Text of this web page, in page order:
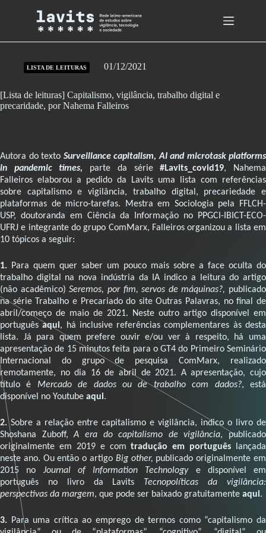
LISTA DE LEITURAS 01/12/2021
[Lista de leituras] Capitalismo, vigilância, trabalho digital e
precaridade, por Nahema Falleiros
Autora do texto Surveillance capitalism, AI and microtask platforms
in pandemic times, parte da série#Lavits_covid19, Nahema
Falleiros elaborou a pedido da Lavits uma lista com referências
sobre capitalismo e vigilância, trabalho digital, precariedade e
plataformas de micro-tarefas. Mestra em Sociologia pela FFLCH-
USP, doutoranda em Ciência da Informação no PPGCI-IBICT-ECO-
UFRJ e integrante do grupo ComMarx, Falleiros organizou a lista em
10 tópicos a seguir:
1. Para quem quer saber um pouco mais sobre a face oculta do
trabalho digital na nova indústria da IA indico a leitura do artigo
(não acadêmico)Seremos, por fim, servos de máquinas?, publicado
na série Trabalho e Precariado do site Outras Palavras, no final de
abril/começo de maio de 2021. Neste outro artigo disponível em
portuguêsaqui, há inclusive referências complementares às desta
lista. Já para quem prefere ouvir e/ou ver à respeito, há uma
apresentação de 15 minutos feita para o GT4 do Primeiro Seminário
Internacional do grupo de pesquisa ComMarx, realizado
remotamente, no dia 16 de abril de 2021. A apresentação, cujo
título é Mercado de dados ou de trabalho com dados?, está
disponível no Youtube aqui.
2.Sobre a relação entre capitalismo e vigilância, indico o livro de
Shoshana Zuboff,A era do capitalismo de vigilância, publicado
originalmente em 2019 e comtradução em português lançada
neste ano. Ou então o artigo Big other, publicado originalmente em
2015 no Journal of Information Technologye disponível em
português no livro da Lavits
Tecnopolíticas da vigilância:
perspectivas da margem, que pode ser baixado gratuitamente aqui.
3. Para uma crítica ao emprego de termos como “capitalismo da